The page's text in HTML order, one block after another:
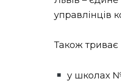
управлінців
Також триває
у школах